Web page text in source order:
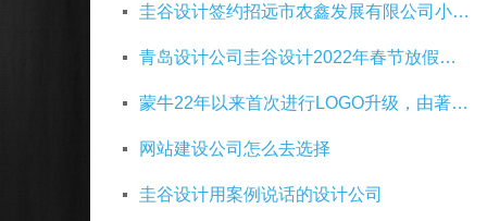
圭谷设计签约招远市农鑫发展有限公司小程序建设
青岛设计公司圭谷设计2022年春节放假通知
蒙牛22年以来首次进行LOGO升级，由著名设计师Rob Janoff操刀
网站建设公司怎么去选择
圭谷设计用案例说话的设计公司